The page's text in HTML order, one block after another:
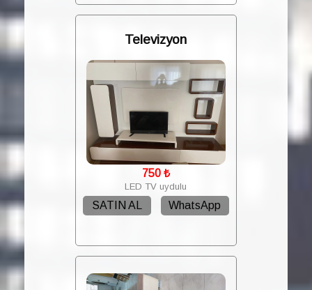
Televizyon
750₺
LED TV uydulu
SATIN AL WhatsApp